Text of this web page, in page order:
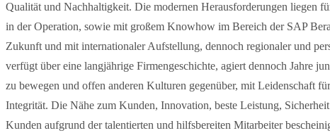
Qualität und Nachhaltigkeit. Die modernen Herausforderungen liegen
in der Operation, sowie mit großem Knowhow im Bereich der SAP
Zukunft und mit internationaler Aufstellung, dennoch regionaler und
verfügt über eine langjährige Firmengeschichte, agiert dennoch Jahre
zu bewegen und offen anderen Kulturen gegenüber, mit Leidenschaft
Integrität. Die Nähe zum Kunden, Innovation, beste Leistung,
Kunden aufgrund der talentierten und hilfsbereiten Mitarbeiter